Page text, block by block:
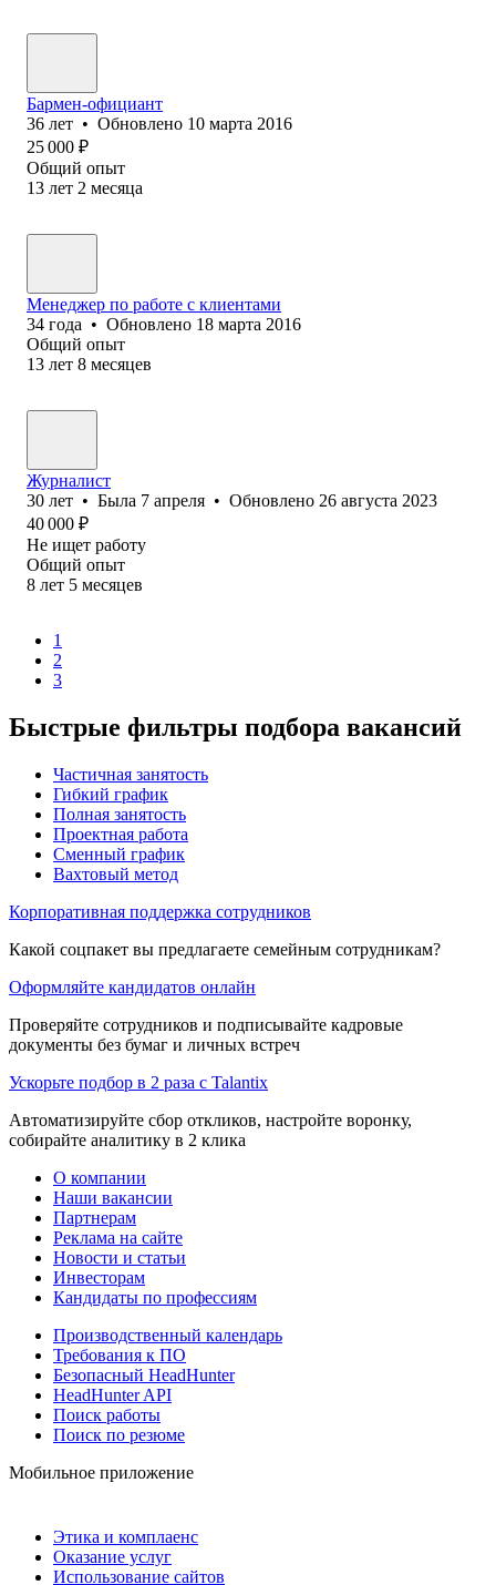
Бармен-официант
36 лет • Обновлено 10 марта 2016
25 000 ₽
Общий опыт
13 лет 2 месяца
Менеджер по работе с клиентами
34 года • Обновлено 18 марта 2016
Общий опыт
13 лет 8 месяцев
Журналист
30 лет • Была 7 апреля • Обновлено 26 августа 2023
40 000 ₽
Не ищет работу
Общий опыт
8 лет 5 месяцев
1
2
3
Быстрые фильтры подбора вакансий
Частичная занятость
Гибкий график
Полная занятость
Проектная работа
Сменный график
Вахтовый метод
Корпоративная поддержка сотрудников
Какой соцпакет вы предлагаете семейным сотрудникам?
Оформляйте кандидатов онлайн
Проверяйте сотрудников и подписывайте кадровые
документы без бумаг и личных встреч
Ускорьте подбор в 2 раза с Talantix
Автоматизируйте сбор откликов, настройте воронку,
собирайте аналитику в 2 клика
О компании
Наши вакансии
Партнерам
Реклама на сайте
Новости и статьи
Инвесторам
Кандидаты по профессиям
Производственный календарь
Требования к ПО
Безопасный HeadHunter
HeadHunter API
Поиск работы
Поиск по резюме
Мобильное приложение
Этика и комплаенс
Оказание услуг
Использование сайтов